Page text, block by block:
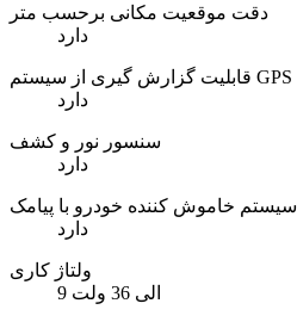
دقت موقعیت مکانی برحسب متر
دارد
قابلیت گزارش گیری از سیستم GPS
دارد
سنسور نور و کشف
دارد
سیستم خاموش کننده خودرو با پیامک
دارد
ولتاژ کاری
9 الی 36 ولت